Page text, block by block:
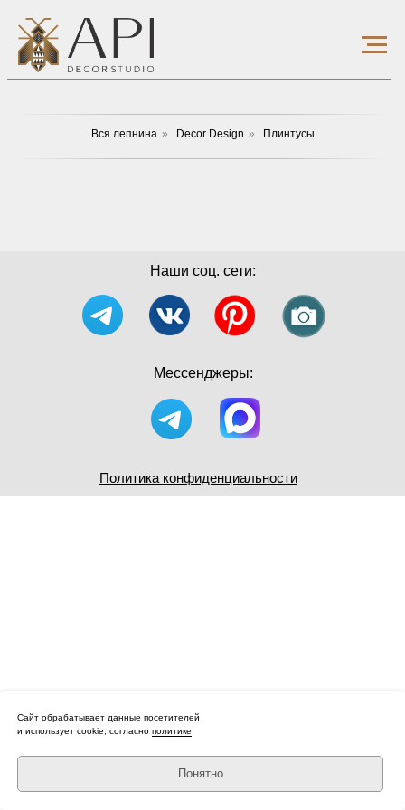
Вся лепнина » Decor Design » Плинтусы
Сайт обрабатывает данные посетителей
и использует cookie, согласно политике
Понятно
Наши соц. сети:
Мессенджеры:
Политика конфиденциальности